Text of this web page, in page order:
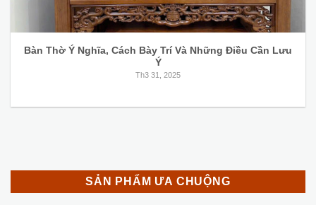
Bàn Thờ Ý Nghĩa, Cách Bày Trí Và Những Điều Cần Lưu
Ý
Th3 31, 2025
SẢN PHẨM ƯA CHUỘNG